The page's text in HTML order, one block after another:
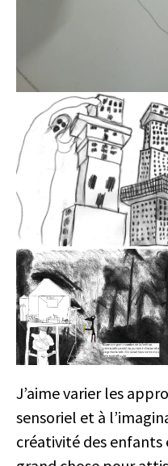
J’aime varier les
sensoriel et à
créativité des enfants